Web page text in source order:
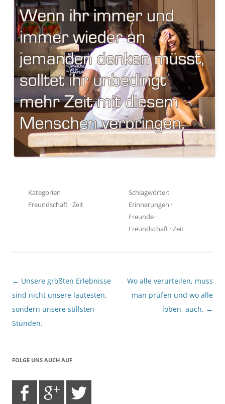
Kategorien
Freundschaft ·Zeit
Schlagwörter:
Erinnerungen ·
Freunde ·
Freundschaft ·Zeit
Beitragsnavigation
← Unsere größten Erlebnisse
sind nicht unsere lautesten,
sondern unsere stillsten
Stunden.
Wo alle verurteilen, muss
man prüfen und wo alle
loben, auch. →
FOLGE UNS AUCH AUF